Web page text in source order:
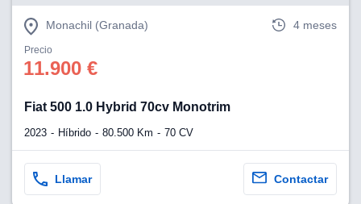
Monachil (Granada) 4 meses
Precio
11.900 €
Fiat 500 1.0 Hybrid 70cv Monotrim
2023 Híbrido 80.500 Km 70 CV
Llamar Contactar